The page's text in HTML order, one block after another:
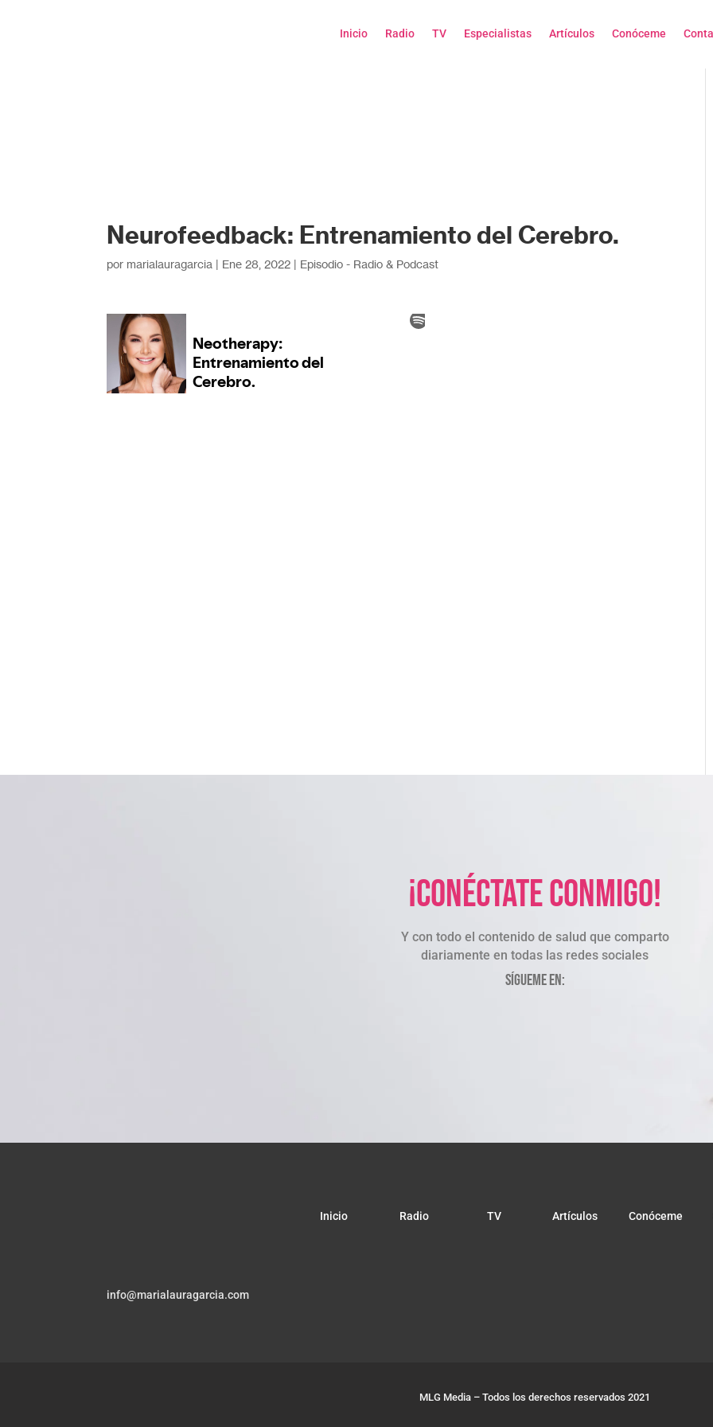
Inicio Radio TV Especialistas Artículos Conóceme
Neurofeedback: Entrenamiento del Cerebro.
por marialauragarcia | Ene 28, 2022 | Episodio - Radio & Podcast
¡Conéctate conmigo!
Y con todo el contenido de salud que comparto
diariamente en todas las redes sociales
Sígueme en:
Inicio Radio TV Artículos Conóceme
info@marialauragarcia.com
MLG Media – Todos los derechos reservados 2021